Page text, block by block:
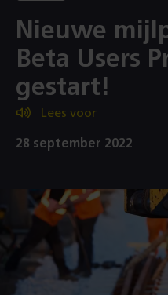
Nieuwe
Beta Users
gestart!
Lees voor
28 september 2022